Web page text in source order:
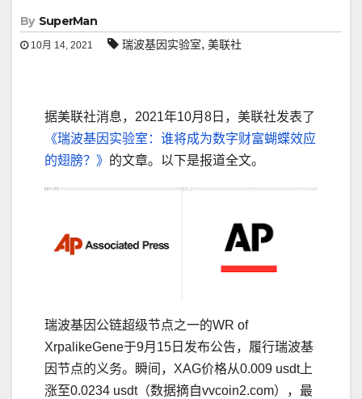
By SuperMan
10月 14, 2021 瑞波基因实验室, 美联社
据美联社消息，2021年10月8日，美联社发表了
《瑞波基因实验室：谁将成为数字财富蝴蝶效应
的翅膀？》 的文章。以下是报道全文。
瑞波基因公链超级节点之一的WR of
XrpalikeGene于9月15日发布公告，履行瑞波基
因节点的义务。瞬间，XAG价格从0.009 usdt上
涨至0.0234 usdt（数据摘自vvc​​oin2.com），最